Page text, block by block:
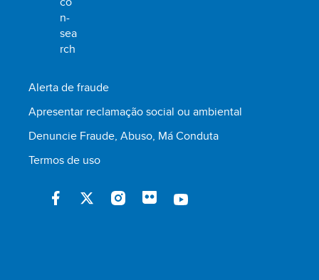
Alerta de fraude
Apresentar reclamação social ou ambiental
Denuncie Fraude, Abuso, Má Conduta
Termos de uso